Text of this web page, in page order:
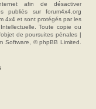
afin de désactiver
publiés sur forum4x4.org
4x4 et sont protégés par les
Toute copie ou
de poursuites pénales |
Software, © phpBB Limited.